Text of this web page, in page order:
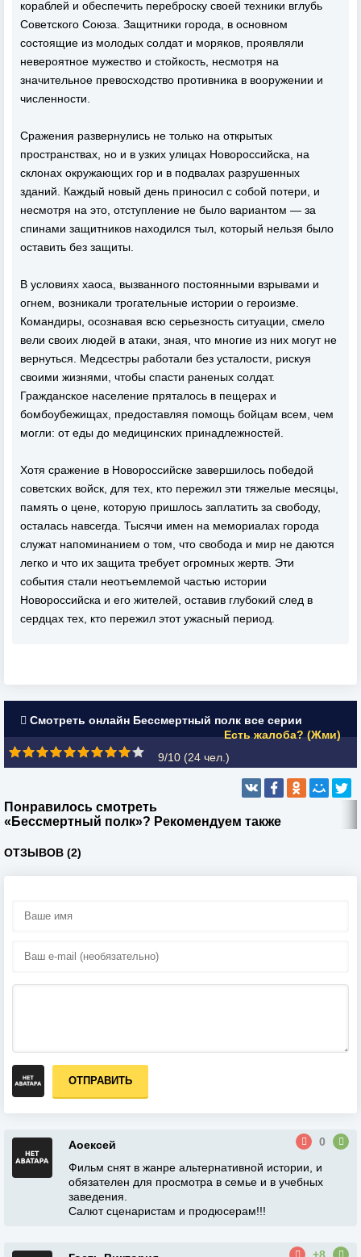
кораблей и обеспечить переброску своей техники вглубь
Советского Союза. Защитники города, в основном
состоящие из молодых солдат и моряков, проявляли
невероятное мужество и стойкость, несмотря на
значительное превосходство противника в вооружении и
численности.
Сражения развернулись не только на открытых
пространствах, но и в узких улицах Новороссийска, на
склонах окружающих гор и в подвалах разрушенных
зданий. Каждый новый день приносил с собой потери, и
несмотря на это, отступление не было вариантом — за
спинами защитников находился тыл, который нельзя было
оставить без защиты.
В условиях хаоса, вызванного постоянными взрывами и
огнем, возникали трогательные истории о героизме.
Командиры, осознавая всю серьезность ситуации, смело
вели своих людей в атаки, зная, что многие из них могут не
вернуться. Медсестры работали без усталости, рискуя
своими жизнями, чтобы спасти раненых солдат.
Гражданское население пряталось в пещерах и
бомбоубежищах, предоставляя помощь бойцам всем, чем
могли: от еды до медицинских принадлежностей.
Хотя сражение в Новороссийске завершилось победой
советских войск, для тех, кто пережил эти тяжелые месяцы,
память о цене, которую пришлось заплатить за свободу,
осталась навсегда. Тысячи имен на мемориалах города
служат напоминанием о том, что свобода и мир не даются
легко и что их защита требует огромных жертв. Эти
события стали неотъемлемой частью истории
Новороссийска и его жителей, оставив глубокий след в
сердцах тех, кто пережил этот ужасный период.
Смотреть онлайн Бессмертный полк все серии
Есть жалоба? (Жми)
9/10 (24 чел.)
Понравилось смотреть
«Бессмертный полк»? Рекомендуем также
ОТЗЫВОВ (2)
ОТПРАВИТЬ
Аоексей
0
Фильм снят в жанре альтернативной истории, и
обязателен для просмотра в семье и в учебных
заведения.
Салют сценаристам и продюсерам!!!